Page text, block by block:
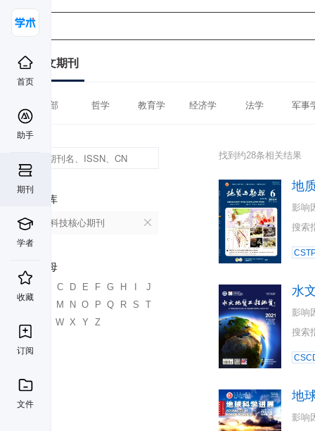
首页
助手
期刊
学者
收藏
订阅
文件
中文期刊
全部 哲学 教育学 经济学 法学 军事
数据库
中国科技核心期刊
首字母
C D E F G H
J
K
M N O P Q R S
T
W X Y Z
找到约28条相关结果
地
影响
搜索
水
影响
搜索
地
影响